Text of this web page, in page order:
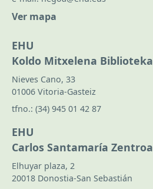
Ver mapa
EHU
Koldo Mitxelena Biblioteka
Nieves Cano, 33
01006 Vitoria-Gasteiz
tfno.: (34) 945 01 42 87
EHU
Carlos Santamaría Zentroa
Elhuyar plaza, 2
20018 Donostia-San Sebastián